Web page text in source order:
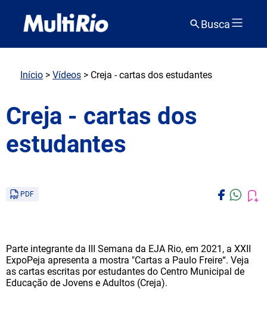
Busca
Início > Vídeos > Creja - cartas dos estudantes
Creja - cartas dos
estudantes
PDF
Parte integrante da III Semana da EJA Rio, em 2021, a XXII
ExpoPeja apresenta a mostra "Cartas a Paulo Freire“. Veja
as cartas escritas por estudantes do Centro Municipal de
Educação de Jovens e Adultos (Creja).